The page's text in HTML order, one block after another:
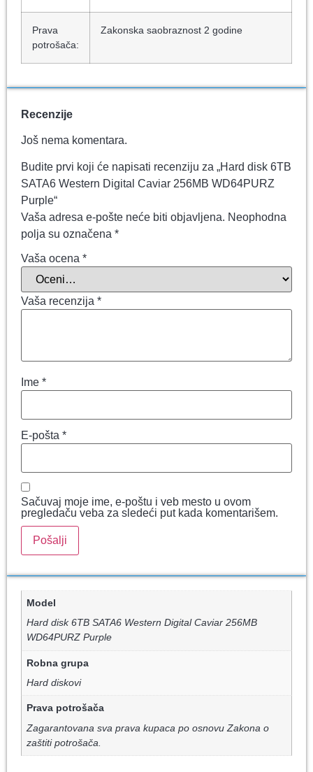
Prava
potrošača:
Zakonska saobraznost 2 godine
Recenzije
Još nema komentara.
Budite prvi koji će napisati recenziju za „Hard disk 6TB
SATA6 Western Digital Caviar 256MB WD64PURZ
Purple“
Vaša adresa e-pošte neće biti objavljena. Neophodna
polja su označena *
Vaša ocena *
Vaša recenzija *
Ime *
E-pošta *
Sačuvaj moje ime, e-poštu i veb mesto u ovom
pregledaču veba za sledeći put kada komentarišem.
Model
Hard disk 6TB SATA6 Western Digital Caviar 256MB
WD64PURZ Purple
Robna grupa
Hard diskovi
Prava potrošača
Zagarantovana sva prava kupaca po osnovu Zakona o
zaštiti potrošača.